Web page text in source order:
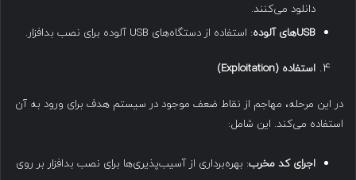
دانلود می‌کنند.
USB‌های آلوده: استفاده از دستگاه‌های USB آلوده برای نصب بدافزار.
استفاده (Exploitation)
در این مرحله، مهاجم از نقاط ضعف موجود در سیستم هدف برای ورود به آن
استفاده می‌کند. این شامل:
اجرای کد مخرب: بهره‌برداری از آسیب‌پذیری‌ها برای نصب بدافزار بر روی